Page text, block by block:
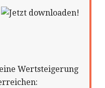
Wertsteigerung